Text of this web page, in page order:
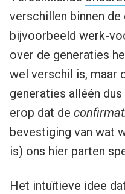
verschillen binnen de
bijvoorbeeld werk-
over de generaties
wel verschil is, maar
generaties alléén
erop dat de
bevestiging van wat
is) ons hier parten
Het intuïtieve idee